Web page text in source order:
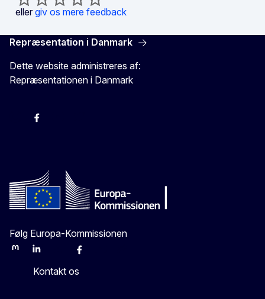
eller giv os mere feedback
Repræsentation i Danmark
Dette website administreres af:
Repræsentationen i Danmark
Følg Europa-Kommissionen
MastodonLinkedInBlueskyFacebook
Kontakt os